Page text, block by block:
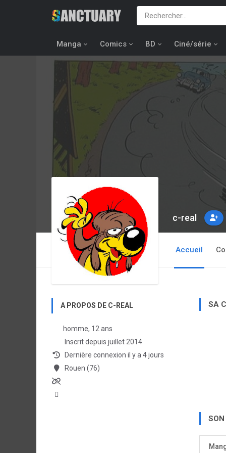
Manga Comics BD Ciné/série
c-real
Accueil
A PROPOS DE C-REAL
homme, 12 ans
Inscrit depuis juillet 2014
Dernière connexion il y a 4 jours
Rouen (76)
SA